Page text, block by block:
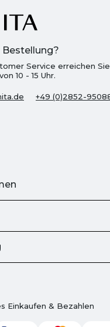
Bestellung?
Service erreichen
10 - 15 Uhr.
+49 (0)2852-
Einkaufen & Bezahlen